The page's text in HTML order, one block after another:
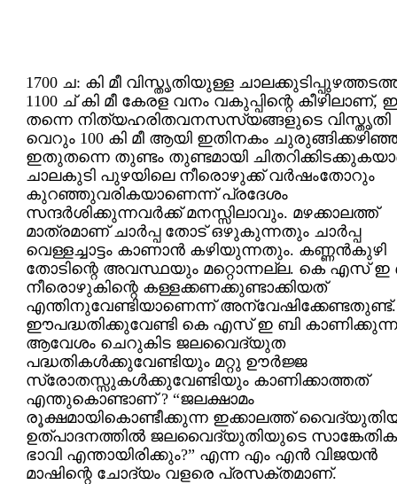
1700 ച: കി മീ വിസ്തൃതിയുള്ള
1100 ച് കി മീ കേരള വനം വകുപ്പിന്റെ കീഴിലാണ്,
തന്നെ നിത്യഹരിതവനസസ്യങ്ങളുടെ വിസ്തൃതി
വെറും 100 കി മീ ആയി ഇതിനകം
ഇതുതന്നെ തുണ്ടം തുണ്ടമായി
ചാലകുടി പുഴയിലെ നീരൊഴുക്ക് വര്‍ഷംതോറും
കുറഞ്ഞുവരികയാണെന്ന് പ്രദേശം
സന്ദര്‍ശിക്കുന്നവര്‍ക്ക് മനസ്സിലാവും. മഴക്കാലത്ത്
മാത്രമാണ് ചാര്‍പ്പ തോട് ഒഴുകുന്നതും ചാര്‍പ്പ
വെള്ളച്ചാട്ടം കാണാന്‍ കഴിയുന്നതും. കണ്ണന്‍കുഴി
തോടിന്റെ അവസ്ഥയും മറ്റൊന്നല്ല. കെ എസ് ഇ
നീരൊഴുകിന്റെ കള്ളക്കണക്കുണ്ടാക്കിയത്
എന്തിനുവേണ്ടിയാണെന്ന് അന്വേഷിക്കേണ്ടതുണ്ട്.
ഈപദ്ധതിക്കുവേണ്ടി കെ എസ് ഇ ബി കാണിക്കുന്ന
ആവേശം ചെറുകിട ജലവൈദ്യുത
പദ്ധതികള്‍ക്കുവേണ്ടിയും മറ്റു ഊര്‍ജ്ജ
സ്രോതസ്സുകള്‍ക്കുവേണ്ടിയും കാണിക്കാത്തത്
എന്തുകൊണ്ടാണ് ? “ജലക്ഷാമം
രൂക്ഷമായികൊണ്ടീക്കുന്ന ഇക്കാലത്ത്
ഉത്പാദനത്തില്‍ ജലവൈദ്യുതിയുടെ സാങ്കേതിക
ഭാവി എന്തായിരിക്കും?” എന്ന എം എന്‍ വിജയന്‍
മാഷിന്റെ ചോദ്യം വളരെ പ്രസക്തമാണ്.